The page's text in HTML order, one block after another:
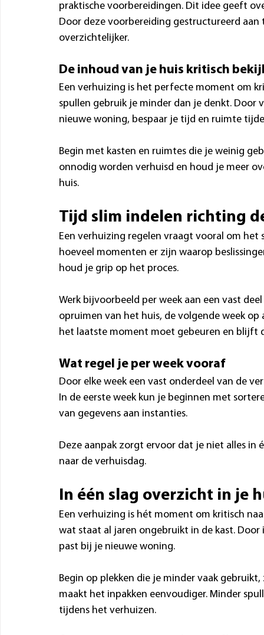
praktische voorbereidingen. Dit idee geeft
Door deze voorbereiding gestructureerd
overzichtelijker.
De inhoud van je huis kritisch
Een verhuizing is het perfecte moment om
spullen gebruik je minder dan je denkt.
nieuwe woning, bespaar je tijd en ruimte
Begin met kasten en ruimtes die je weinig
onnodig worden verhuisd en houd je meer
huis.
Tijd slim indelen richting
Een verhuizing regelen vraagt vooral om
hoeveel momenten er zijn waarop
houd je grip op het proces.
Werk bijvoorbeeld per week aan een vast
opruimen van het huis, de volgende week
het laatste moment moet gebeuren en blijft
Wat regel je per week vooraf
Door elke week een vast onderdeel van de
In de eerste week kun je beginnen met
van gegevens aan instanties.
Deze aanpak zorgt ervoor dat je niet alles
naar de verhuisdag.
In één slag overzicht in je
Een verhuizing is hét moment om kritisch
wat staat al jaren ongebruikt in de kast.
past bij je nieuwe woning.
Begin op plekken die je minder vaak
maakt het inpakken eenvoudiger. Minder
tijdens het verhuizen.